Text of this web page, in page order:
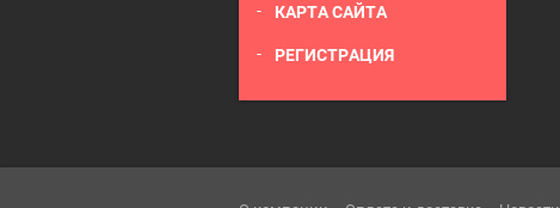
КАРТА САЙТА
РЕГИСТРАЦИЯ